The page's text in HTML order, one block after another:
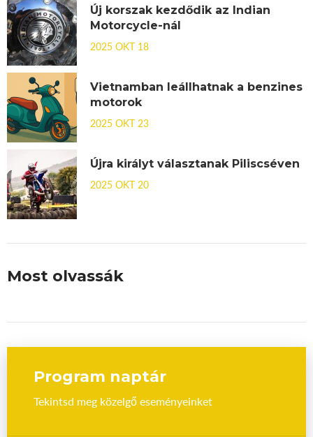
Új korszak kezdődik az Indian
Motorcycle-nál
2025 OKT 18
Vietnamban leállhatnak a benzines
motorok
2025 OKT 23
Újra királyt választanak Piliscséven
2025 OKT 20
Most olvassák
Program naptár
Tekintsd meg közelgő eseményeinket